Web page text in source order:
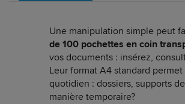
Une manipulation simple peut
de 100 pochettes en coin
vos documents : insérez,
Leur format A4 standard
quotidien : dossiers, supports
manière temporaire?